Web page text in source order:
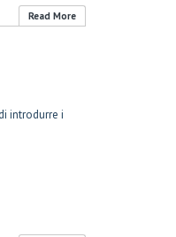
Read More
introdurre i